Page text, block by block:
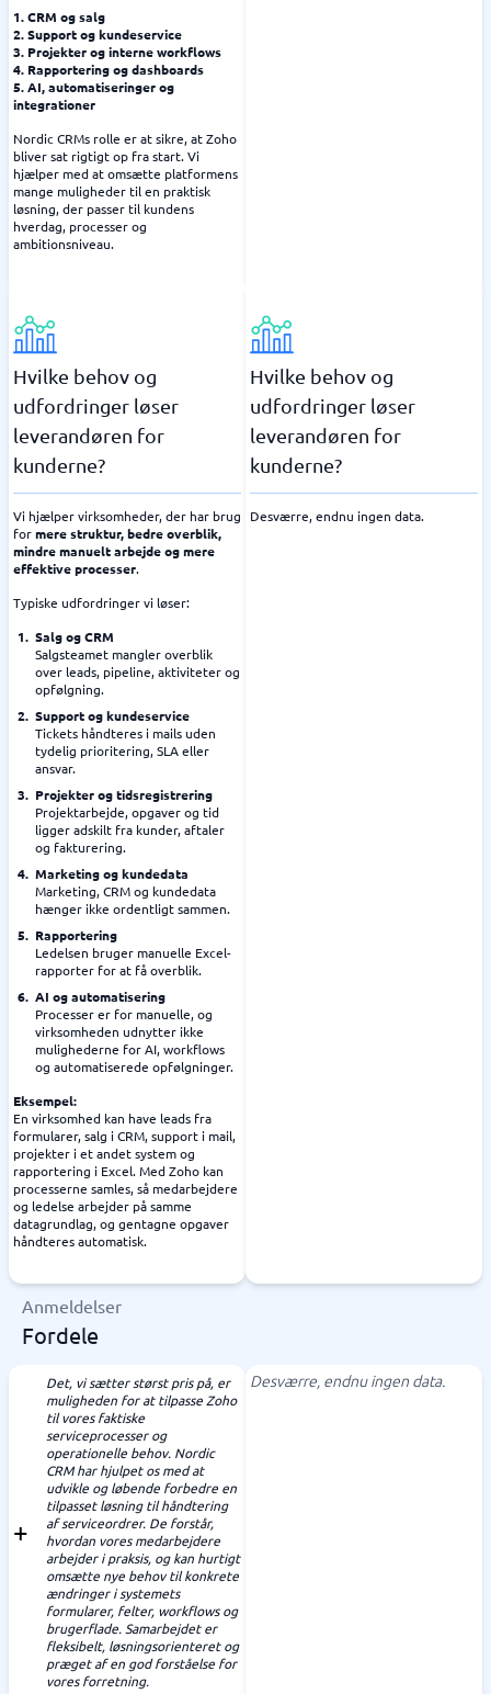
1. CRM og salg
2. Support og kundeservice
3. Projekter og interne workflows
4. Rapportering og dashboards
5. AI, automatiseringer og
integrationer
Nordic CRMs rolle er at sikre, at Zoho
bliver sat rigtigt op fra start. Vi
hjælper med at omsætte platformens
mange muligheder til en praktisk
løsning, der passer til kundens
hverdag, processer og
ambitionsniveau.
Hvilke behov og
udfordringer løser
leverandøren for
kunderne?
Vi hjælper virksomheder, der har brug
formere struktur, bedre overblik,
mindre manuelt arbejde og mere
effektive processer.
Typiske udfordringer vi løser:
Salg og CRM
Salgsteamet mangler overblik
over leads, pipeline, aktiviteter og
opfølgning.
Support og kundeservice
Tickets håndteres i mails uden
tydelig prioritering, SLA eller
ansvar.
Projekter og tidsregistrering
Projektarbejde, opgaver og tid
ligger adskilt fra kunder, aftaler
og fakturering.
Marketing og kundedata
Marketing, CRM og kundedata
hænger ikke ordentligt sammen.
Rapportering
Ledelsen bruger manuelle Excel-
rapporter for at få overblik.
AI og automatisering
Processer er for manuelle, og
virksomheden udnytter ikke
mulighederne for AI, workflows
og automatiserede opfølgninger.
Eksempel:
En virksomhed kan have leads fra
formularer, salg i CRM, support i mail,
projekter i et andet system og
rapportering i Excel. Med Zoho kan
processerne samles, så medarbejdere
og ledelse arbejder på samme
datagrundlag, og gentagne opgaver
håndteres automatisk.
Hvilke behov og
udfordringer løser
leverandøren for
kunderne?
Desværre, endnu ingen data.
Anmeldelser
Fordele
Det, vi sætter størst pris på, er
muligheden for at tilpasse Zoho
til vores faktiske
serviceprocesser og
operationelle behov. Nordic
CRM har hjulpet os med at
udvikle og løbende forbedre en
tilpasset løsning til håndtering
af serviceordrer. De forstår,
hvordan vores medarbejdere
arbejder i praksis, og kan hurtigt
omsætte nye behov til konkrete
ændringer i systemets
formularer, felter, workflows og
brugerflade. Samarbejdet er
fleksibelt, løsningsorienteret og
præget af en god forståelse for
vores forretning.
Desværre, endnu ingen data.